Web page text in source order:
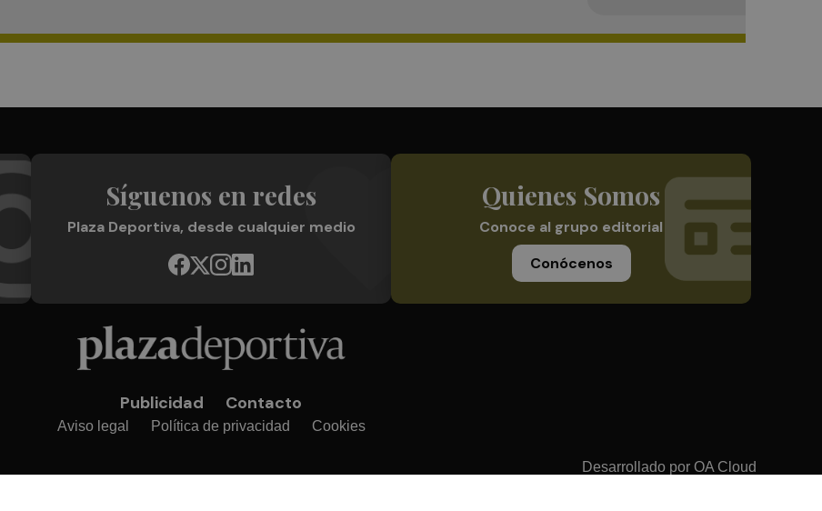
Síguenos en redes
Plaza Deportiva, desde cualquier medio
Quienes Somos
Conoce al grupo editorial
Conócenos
Publicidad Contacto
Aviso legal Política de privacidad Cookies
Desarrollado por OA Cloud